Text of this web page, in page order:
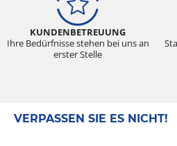
KUNDENBETREUUNG
Ihre Bedürfnisse stehen bei uns an
erster Stelle
VERPASSEN SIE ES NICHT!